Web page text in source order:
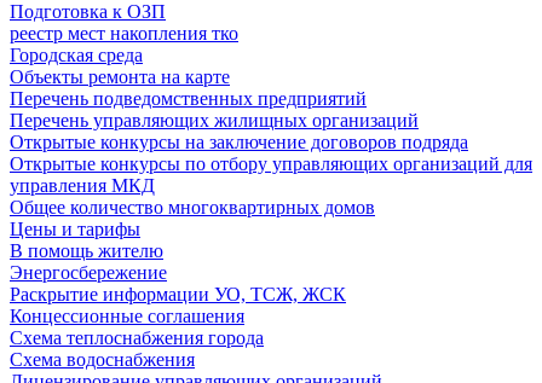
Подготовка к ОЗП
реестр мест накопления тко
Городская среда
Объекты ремонта на карте
Перечень подведомственных предприятий
Перечень управляющих жилищных организаций
Открытые конкурсы на заключение договоров подряда
Открытые конкурсы по отбору управляющих организаций для
управления МКД
Общее количество многоквартирных домов
Цены и тарифы
В помощь жителю
Энергосбережение
Раскрытие информации УО, ТСЖ, ЖСК
Концессионные соглашения
Схема теплоснабжения города
Схема водоснабжения